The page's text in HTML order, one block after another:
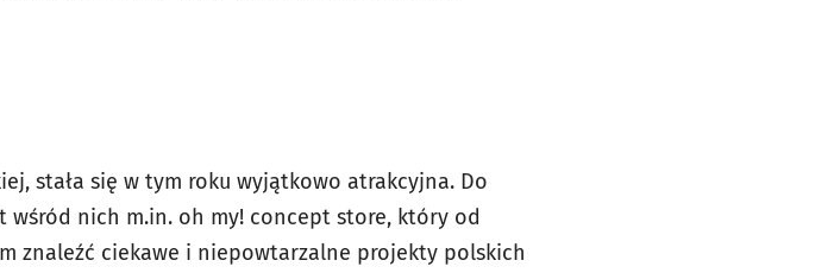
stała się w tym roku wyjątkowo atrakcyjna. Do
wśród nich m.in. oh my! concept store, który od
znaleźć ciekawe i niepowtarzalne projekty polskich